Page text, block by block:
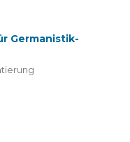
Germanistik-